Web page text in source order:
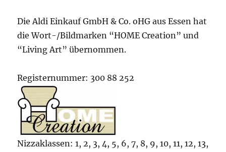
Die Aldi Einkauf GmbH & Co. oHG aus Essen hat
die Wort-/Bildmarken “HOME Creation” und
“Living Art” übernommen.
Registernummer: 300 88 252
Nizzaklassen: 1, 2, 3, 4, 5, 6, 7, 8, 9, 10, 11, 12, 13,